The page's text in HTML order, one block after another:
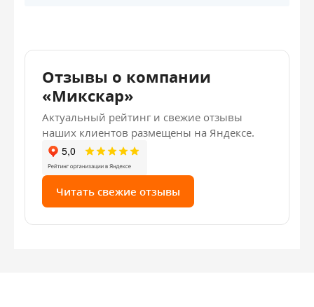
Отзывы о компании
«Микскар»
Актуальный рейтинг и свежие отзывы
наших клиентов размещены на Яндексе.
Читать свежие отзывы